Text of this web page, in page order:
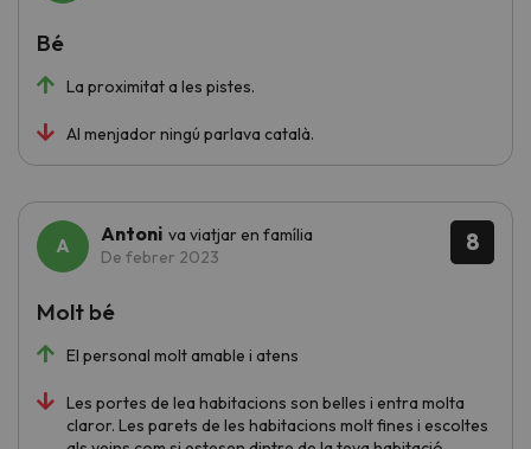
La proximitat a les pistes.
Al menjador ningú parlava català.
Bé
8
Antoni va viatjar en família
De febrer 2023
El personal molt amable i atens
Les portes de lea habitacions son belles i entra molta
claror. Les parets de les habitacions molt fines i escoltes
Molt bé